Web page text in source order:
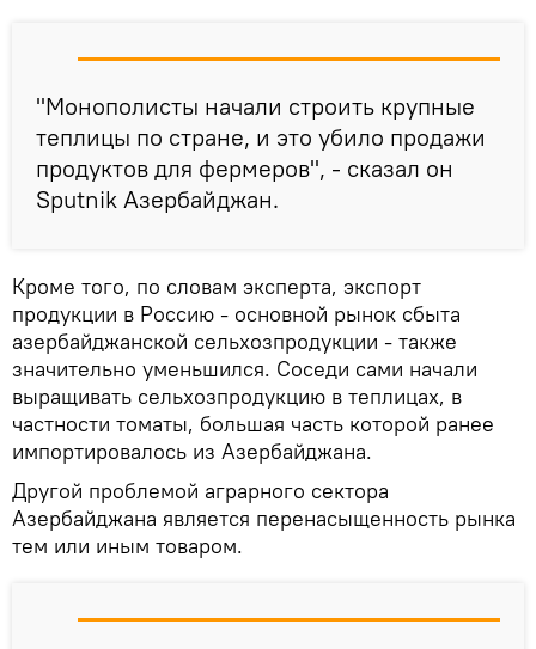
"Монополисты начали строить крупные
теплицы по стране, и это убило продажи
продуктов для фермеров", - сказал он
Sputnik Азербайджан.
Кроме того, по словам эксперта, экспорт
продукции в Россию - основной рынок сбыта
азербайджанской сельхозпродукции - также
значительно уменьшился. Соседи сами начали
выращивать сельхозпродукцию в теплицах, в
частности томаты, большая часть которой ранее
импортировалось из Азербайджана.
Другой проблемой аграрного сектора
Азербайджана является перенасыщенность рынка
тем или иным товаром.